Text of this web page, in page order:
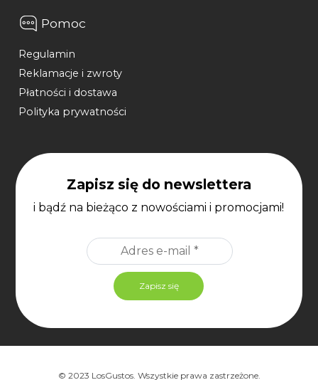
Pomoc
Regulamin
Reklamacje i zwroty
Płatności i dostawa
Polityka prywatności
Zapisz się do newslettera
i bądź na bieżąco z nowościami i promocjami!
© 2023 LosGustos. Wszystkie prawa zastrzeżone.